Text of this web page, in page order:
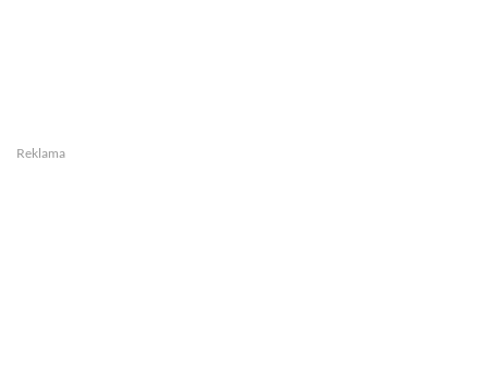
Reklama